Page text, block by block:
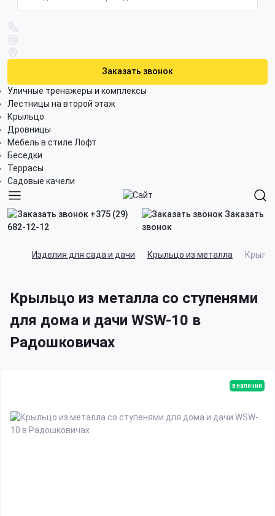
Заказать звонок
Уличные тренажеры и комплексы
Лестницы на второй этаж
Крыльцо
Дровницы
Мебель в стиле Лофт
Беседки
Террасы
Садовые качели
+375 (29)
682-12-12
Заказать
звонок
Изделия для сада и дачи Крыльцо из металла
Крыльцо из металла со ступенями
для дома и дачи WSW-10 в
Радошковичах
в наличии